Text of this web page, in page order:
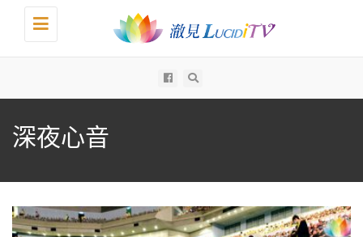
Toggle
navigation
深夜心音